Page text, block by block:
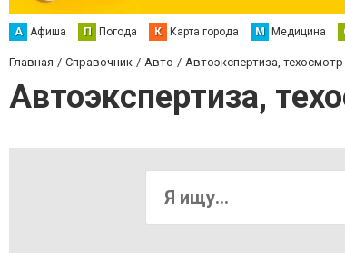
А Афиша П Погода К Карта города М Медицина
Главная Справочник Авто Автоэкспертиза, техосмотр
Автоэкспертиза,